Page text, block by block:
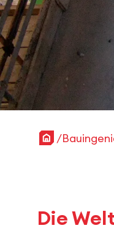
Startseite
Die